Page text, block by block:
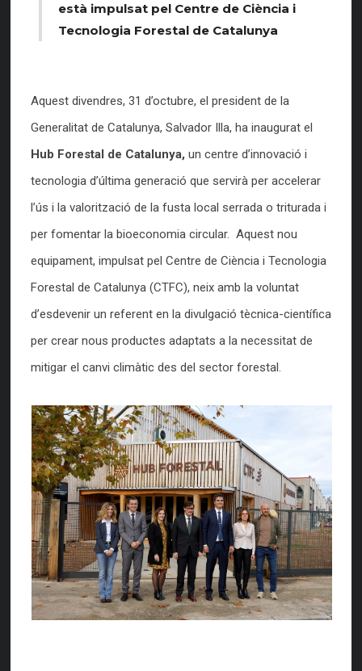
està impulsat pel Centre de Ciència i
Tecnologia Forestal de Catalunya
Aquest divendres, 31 d’octubre, el president de la
Generalitat de Catalunya, Salvador Illa, ha inaugurat el
Hub Forestal de Catalunya, un centre d’innovació i
tecnologia d’última generació que servirà per accelerar
l’ús i la valorització de la fusta local serrada o triturada i
per fomentar la bioeconomia circular. Aquest nou
equipament, impulsat pel Centre de Ciència i Tecnologia
Forestal de Catalunya (CTFC), neix amb la voluntat
d’esdevenir un referent en la divulgació tècnica-científica
per crear nous productes adaptats a la necessitat de
mitigar el canvi climàtic des del sector forestal.